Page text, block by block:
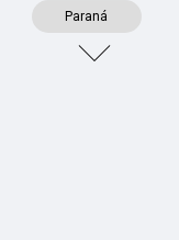
Paraná